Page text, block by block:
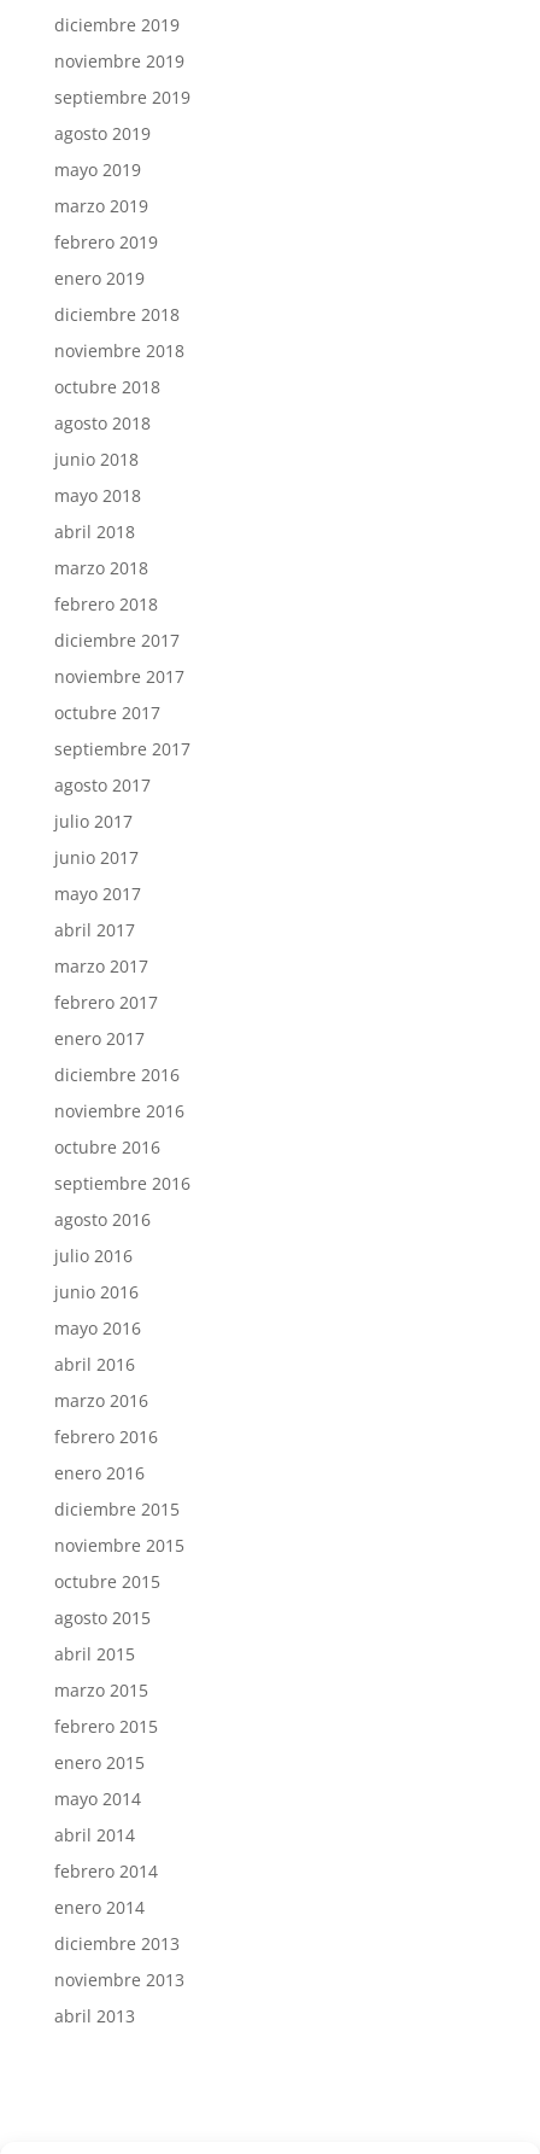
diciembre 2019
noviembre 2019
septiembre 2019
agosto 2019
mayo 2019
marzo 2019
febrero 2019
enero 2019
diciembre 2018
noviembre 2018
octubre 2018
agosto 2018
junio 2018
mayo 2018
abril 2018
marzo 2018
febrero 2018
diciembre 2017
noviembre 2017
octubre 2017
septiembre 2017
agosto 2017
julio 2017
junio 2017
mayo 2017
abril 2017
marzo 2017
febrero 2017
enero 2017
diciembre 2016
noviembre 2016
octubre 2016
septiembre 2016
agosto 2016
julio 2016
junio 2016
mayo 2016
abril 2016
marzo 2016
febrero 2016
enero 2016
diciembre 2015
noviembre 2015
octubre 2015
agosto 2015
abril 2015
marzo 2015
febrero 2015
enero 2015
mayo 2014
abril 2014
febrero 2014
enero 2014
diciembre 2013
noviembre 2013
abril 2013